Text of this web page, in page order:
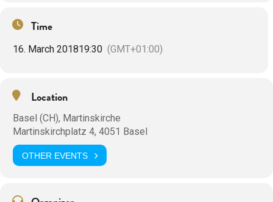
Time
16. March 201819:30 (GMT+01:00)
Location
Basel (CH), Martinskirche
Martinskirchplatz 4, 4051 Basel
OTHER EVENTS